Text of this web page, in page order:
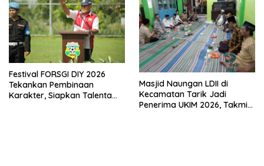
Festival FORSGI DIY 2026
Tekankan Pembinaan
Karakter, Siapkan Talenta
Masjid Naungan LDII di
Kecamatan Tarik Jadi
Penerima UKIM 2026, Takmir